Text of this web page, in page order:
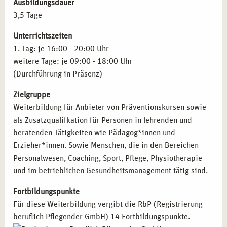
Die Weiterbildung richtet sich an Fachkräfte, die ihr
Alltag einbinden oder weitergeben möchten:
Pädagog*innen und Erzieher*innen
Stressbewältigungsstrategien in Schulen und
Coaches und Trainer*innen
mentalen Entlastung entwickeln und umsetzen möchten.
Fachkräfte im betrieblichen Gesundheitsmanagement
die Maßnahmen zur Stressprävention in Unternehmen
etablieren möchten.
Therapeut*innen und medizinisches Fachpersonal, die
Stressbewältigung als unterstützende Maßnahme in ihre
Selbstständige Kursleiter*innen
Stressbewältigungskurse für verschiedene Zielgruppen
anbieten möchten.
Ausbildungsdauer
3,5 Tage
Unterrichtszeiten
1. Tag: je 16:00 - 20:00 Uhr
weitere Tage: je 09:00 - 18:00 Uhr
(Durchführung in Präsenz)
Zielgruppe
Weiterbildung für Anbieter von Präventionskursen sowie
als Zusatzqualifkation für Personen in lehrenden und
beratenden Tätigkeiten wie Pädagog*innen und
Erzieher*innen. Sowie Menschen, die in den Bereichen
Personalwesen, Coaching, Sport, Pflege, Physiotherapie
und im betrieblichen Gesundheitsmanagement tätig sind.
Fortbildungspunkte
Für diese Weiterbildung vergibt die RbP (Registrierung
beruflich Pflegender GmbH) 14 Fortbildungspunkte.